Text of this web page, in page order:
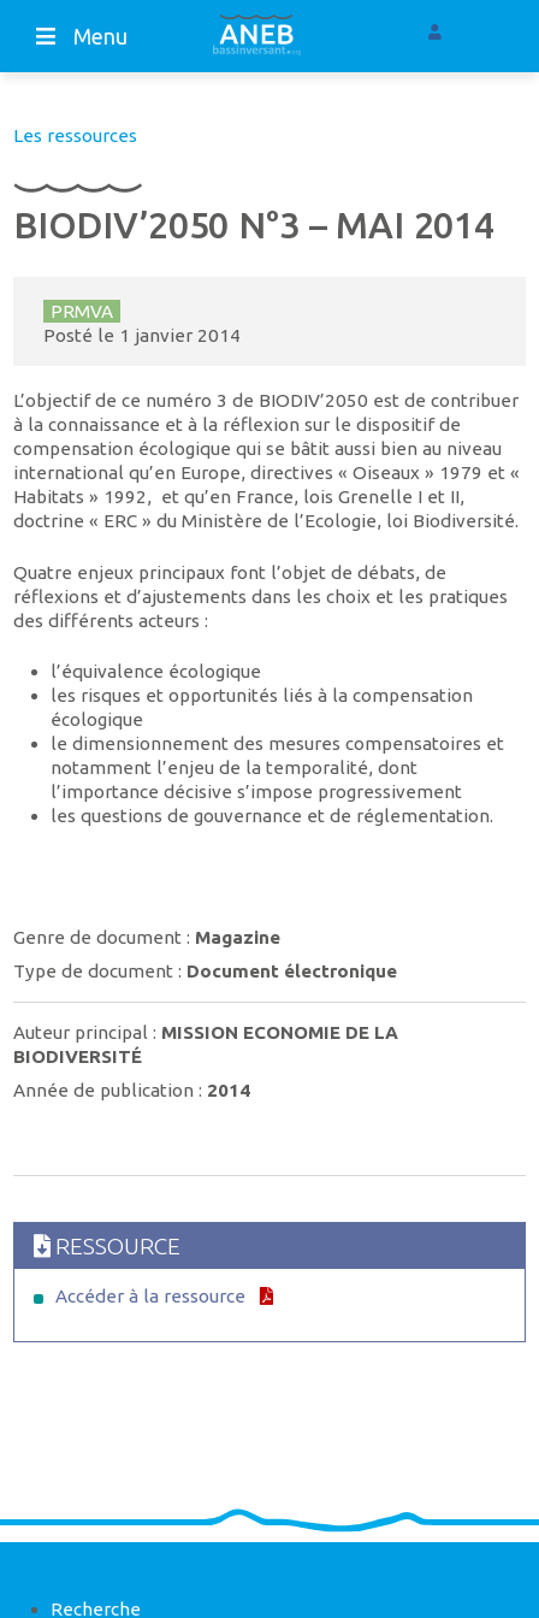
Menu
Les ressources
BIODIV’2050 N°3 – MAI 2014
PRMVA
Posté le 1 janvier 2014
L’objectif de ce numéro 3 de BIODIV’2050 est de contribuer
à la connaissance et à la réflexion sur le dispositif de
compensation écologique qui se bâtit aussi bien au niveau
international qu’en Europe, directives « Oiseaux » 1979 et «
Habitats » 1992, et qu’en France, lois Grenelle I et II,
doctrine « ERC » du Ministère de l’Ecologie, loi Biodiversité.
Quatre enjeux principaux font l’objet de débats, de
réflexions et d’ajustements dans les choix et les pratiques
des différents acteurs :
l’équivalence écologique
les risques et opportunités liés à la compensation
écologique
le dimensionnement des mesures compensatoires et
notamment l’enjeu de la temporalité, dont
l’importance décisive s’impose progressivement
les questions de gouvernance et de réglementation.
Genre de document : Magazine
Type de document : Document électronique
Auteur principal : MISSION ECONOMIE DE LA
BIODIVERSITÉ
Année de publication : 2014
RESSOURCE
Accéder à la ressource
Recherche